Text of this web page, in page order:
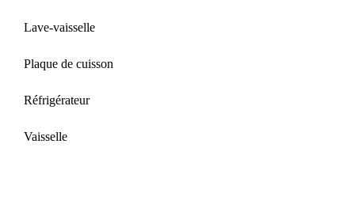
Lave-vaisselle
Plaque de cuisson
Réfrigérateur
Vaisselle